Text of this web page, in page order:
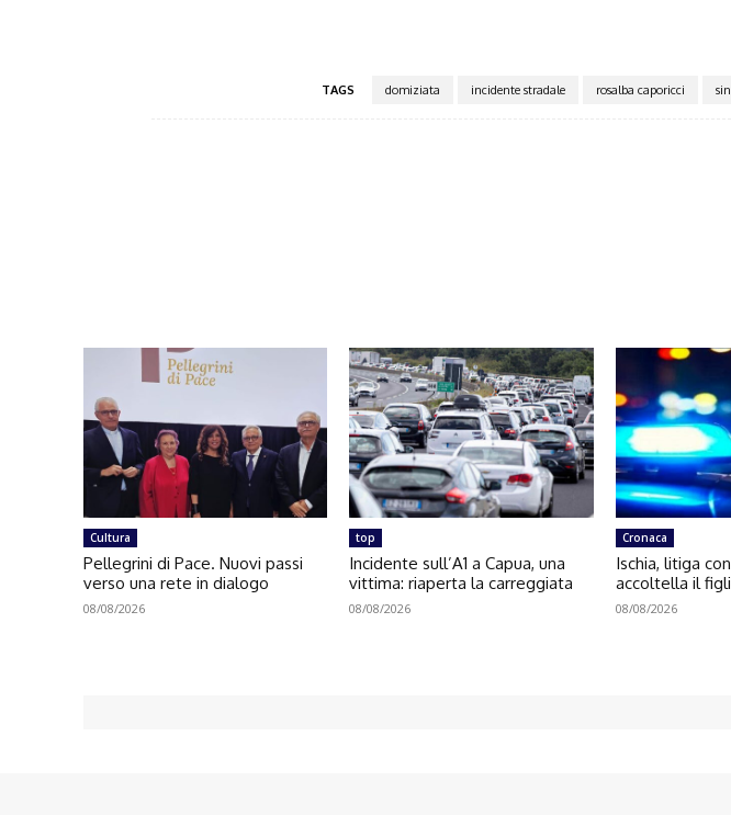
TAGS domiziata incidente stradale rosalba caporicci
Cultura
Pellegrini di Pace. Nuovi passi
verso una rete in dialogo
08/08/2026
top
Incidente sull’A1 a Capua, una
vittima: riaperta la carreggiata
08/08/2026
Cronaca
Ischia, litiga
accoltella il
08/08/2026